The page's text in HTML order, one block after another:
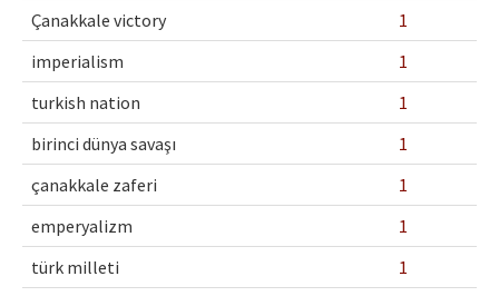
Çanakkale victory
1
imperialism
1
turkish nation
1
birinci dünya savaşı
1
çanakkale zaferi
1
emperyalizm
1
türk milleti
1